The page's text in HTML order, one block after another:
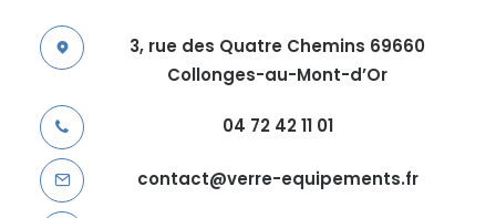
3, rue des Quatre Chemins 69660
Collonges-au-Mont-d’Or
04 72 42 11 01
contact@verre-equipements.fr